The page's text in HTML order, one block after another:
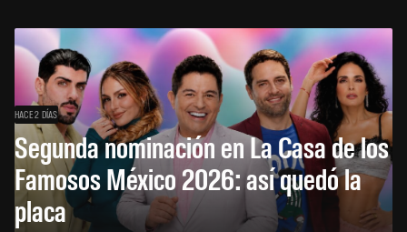
HACE 2 DÍAS
Segunda nominación en La Casa de los
Famosos México 2026: así quedó la
placa